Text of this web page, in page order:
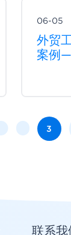
06-05
外贸
案例
3
联系我